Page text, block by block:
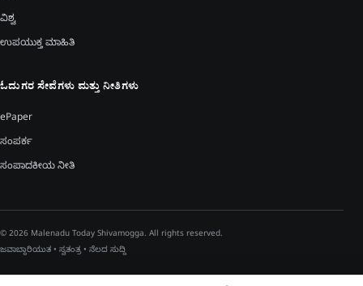
ವಿಶ್ವ
ಉಪಯುಕ್ತ ಮಾಹಿತಿ
ಓದುಗರ ಸೇವೆಗಳು ಮತ್ತು ನೀತಿಗಳು
ePaper
ಸಂಪರ್ಕ
ಸಂಪಾದಕೀಯ ನೀತಿ
© 2026 Malenadu Today Shivamogga. All rights reserved.
ಜವಾಬ್ದಾರಿಯುತ • ಸ್ವತಂತ್ರ • ನೆಲದ ಸುದ್ದಿ